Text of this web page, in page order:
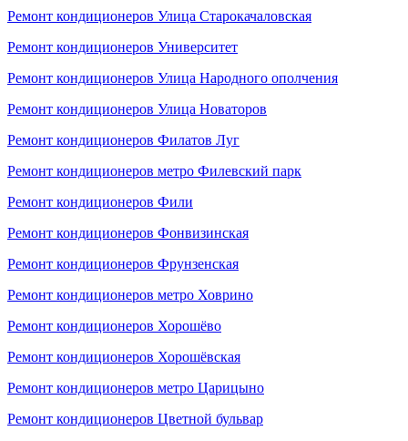
Ремонт кондиционеров Улица Старокачаловская
Ремонт кондиционеров Университет
Ремонт кондиционеров Улица Народного ополчения
Ремонт кондиционеров Улица Новаторов
Ремонт кондиционеров Филатов Луг
Ремонт кондиционеров метро Филевский парк
Ремонт кондиционеров Фили
Ремонт кондиционеров Фонвизинская
Ремонт кондиционеров Фрунзенская
Ремонт кондиционеров метро Ховрино
Ремонт кондиционеров Хорошёво
Ремонт кондиционеров Хорошёвская
Ремонт кондиционеров метро Царицыно
Ремонт кондиционеров Цветной бульвар